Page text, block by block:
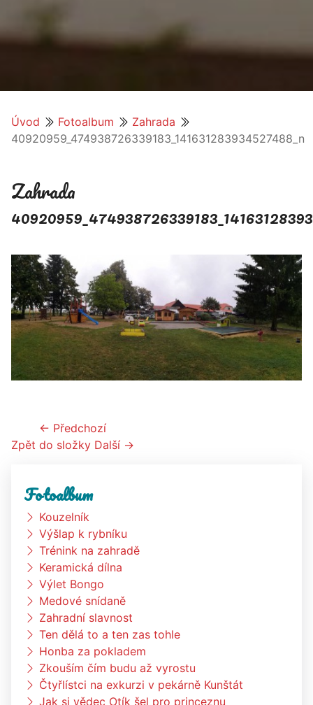
Úvod Fotoalbum
Zahrada
40920959_474938726339183_141631283934527488_n
Zahrada
← Předchozí
Zpět do složky Další →
Fotoalbum
Kouzelník
Výšlap k rybníku
Trénink na zahradě
Keramická dílna
Výlet Bongo
Medové snídaně
Zahradní slavnost
Ten dělá to a ten zas tohle
Honba za pokladem
Zkouším čím budu až vyrostu
Čtyřlístci na exkurzi v pekárně Kunštát
Jak si vědec Otík šel pro princeznu